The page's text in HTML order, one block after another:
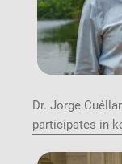
Dr. Jorge
participates in
Image